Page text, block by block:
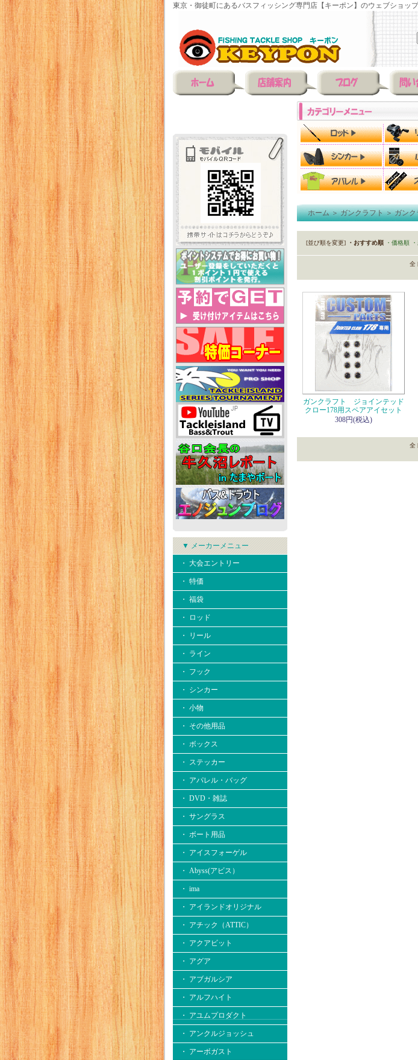
東京・御徒町にあるバスフィッシング専門店【キーポン】のウェブショッ
▼ メーカーメニュー
・ 大会エントリー
・ 特価
・ 福袋
・ ロッド
・ リール
・ ライン
・ フック
・ シンカー
・ 小物
・ その他用品
・ ボックス
・ ステッカー
・ アパレル・バッグ
・ DVD・雑誌
・ サングラス
・ ボート用品
・ アイスフォーゲル
・ Abyss(アビス）
・ ima
・ アイランドオリジナル
・ アチック（ATTIC）
・ アクアビット
・ アグア
・ アブガルシア
・ アルフハイト
・ アユムプロダクト
・ アンクルジョッシュ
・ アーボガスト
ホーム＞ガンクラフト＞ガン
[並び順を変更] ・おすすめ順 ・価格順
全
ガンクラフト ジョインテッド
クロー178用スペアアイセット
308円(税込)
全